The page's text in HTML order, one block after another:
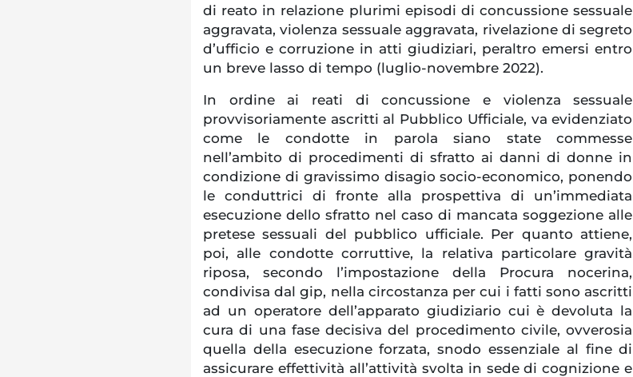
di reato in relazione plurimi episodi di concussione sessuale
aggravata, violenza sessuale aggravata, rivelazione di segreto
d’ufficio e corruzione in atti giudiziari, peraltro emersi entro
un breve lasso di tempo (luglio-novembre 2022).
In ordine ai reati di concussione e violenza sessuale
provvisoriamente ascritti al Pubblico Ufficiale, va evidenziato
come le condotte in parola siano state commesse
nell’ambito di procedimenti di sfratto ai danni di donne in
condizione di gravissimo disagio socio-economico, ponendo
le conduttrici di fronte alla prospettiva di un’immediata
esecuzione dello sfratto nel caso di mancata soggezione alle
pretese sessuali del pubblico ufficiale. Per quanto attiene,
poi, alle condotte corruttive, la relativa particolare gravità
riposa, secondo l’impostazione della Procura nocerina,
condivisa dal gip, nella circostanza per cui i fatti sono ascritti
ad un operatore dell’apparato giudiziario cui è devoluta la
cura di una fase decisiva del procedimento civile, ovverosia
quella della esecuzione forzata, snodo essenziale al fine di
assicurare effettività all’attività svolta in sede di cognizione e